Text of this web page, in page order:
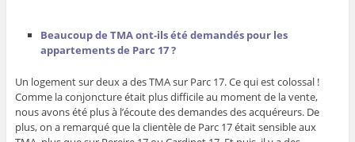
Beaucoup de TMA ont-ils été demandés pour les
appartements de Parc 17 ?
Un logement sur deux a des TMA sur Parc 17. Ce qui est colossal !
Comme la conjoncture était plus difficile au moment de la vente,
nous avons été plus à l’écoute des demandes des acquéreurs. De
plus, on a remarqué que la clientèle de Parc 17 était sensible aux